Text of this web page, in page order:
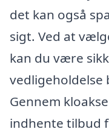
det kan også
sigt. Ved at
kan du være
Gennem
indhente tilbud